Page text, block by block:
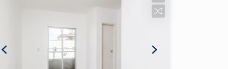
condomínio Spazio Palazzo Di Spagna
oferece playground, campo de futebol,
piscina, salão de jogos, churrasqueira,
salão de festas e portaria 24h.